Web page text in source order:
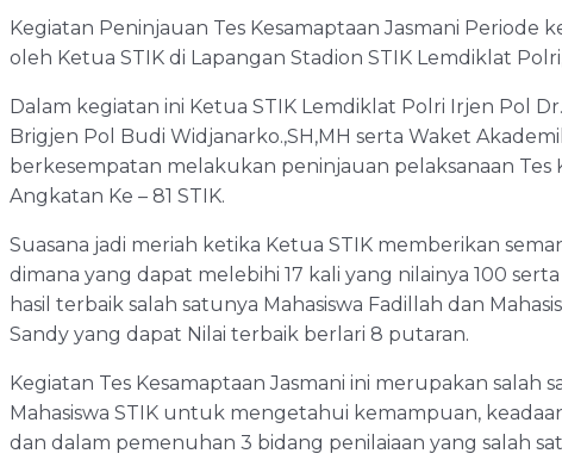
Kegiatan Peninjauan Tes Kesamaptaan Jasmani Periode
oleh Ketua STIK di Lapangan Stadion STIK Lemdiklat
Dalam kegiatan ini Ketua STIK Lemdiklat Polri Irjen Pol
Brigjen Pol Budi Widjanarko.,SH,MH serta Waket
berkesempatan melakukan peninjauan pelaksanaan Tes
Angkatan Ke – 81 STIK.
Suasana jadi meriah ketika Ketua STIK memberikan
dimana yang dapat melebihi 17 kali yang nilainya 100
hasil terbaik salah satunya Mahasiswa Fadillah dan
Sandy yang dapat Nilai terbaik berlari 8 putaran.
Kegiatan Tes Kesamaptaan Jasmani ini merupakan
Mahasiswa STIK untuk mengetahui kemampuan,
dan dalam pemenuhan 3 bidang penilaiaan yang salah